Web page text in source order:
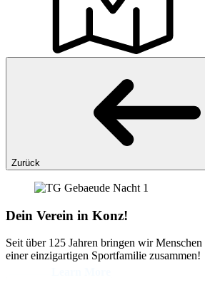
Zurück
Dein Verein in Konz!
Seit über 125 Jahren bringen wir
einer einzigartigen Sportfamilie zusammen!